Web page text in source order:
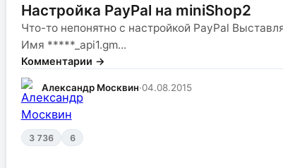
Настройка PayPal на miniShop2
Что-то непонятно с настройкой PayPal
Имя *****_api1.gm...
Комментарии →
Александр Москвин·04.08.2015
3 736 6